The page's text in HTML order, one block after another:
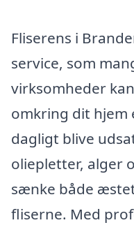
Fliserens i
service, som
virksomheder
omkring dit hjem
dagligt blive
oliepletter, alger
sænke både
fliserne. Med